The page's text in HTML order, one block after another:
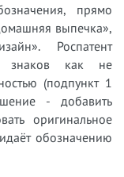
прямо
выпечка»,
Роспатент
знаков как не
(подпункт 1
- добавить
оригинальное
обозначению